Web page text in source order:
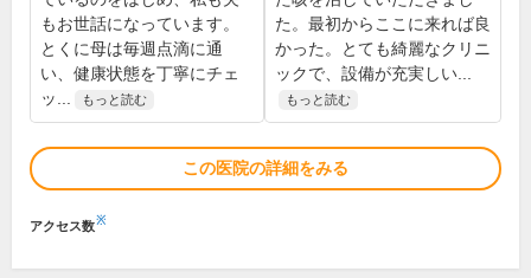
もお世話になっています。
とくに母は毎週点滴に通
い、健康状態を丁寧にチェ
ッ...
もっと読む
た。最初からここに来れば良
かった。とても綺麗なクリニ
ックで、設備が充実しい...
もっと読む
この医院の詳細をみる
アクセス数※